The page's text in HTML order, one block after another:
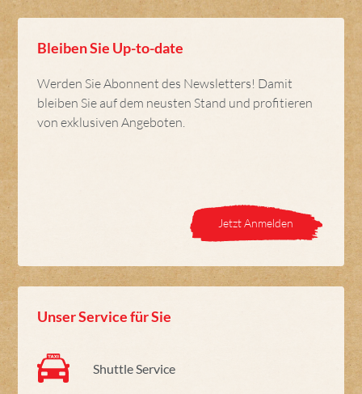
Bleiben Sie Up-to-date
Werden Sie Abonnent des Newsletters! Damit
bleiben Sie auf dem neusten Stand und profitieren
von exklusiven Angeboten.
Jetzt Anmelden
Unser Service für Sie
Shuttle Service